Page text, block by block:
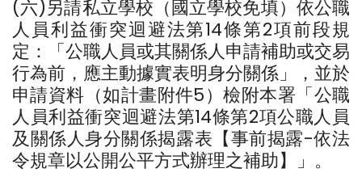
(六)另請私立學校（國立學校免填）依公職
人員利益衝突迴避法第14條第2項前段規
定：「公職人員或其關係人申請補助或交易
行為前，應主動據實表明身分關係」，並於
申請資料（如計畫附件5）檢附本署「公職
人員利益衝突迴避法第14條第2項公職人員
及關係人身分關係揭露表【事前揭露-依法
令規章以公開公平方式辦理之補助】」。